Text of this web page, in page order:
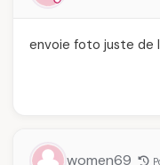
envoie foto juste de
women69